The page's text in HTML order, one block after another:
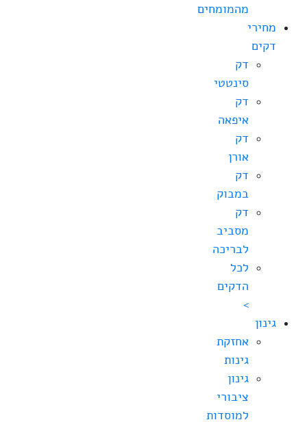
מהמומחים
מחירי
דקים
דק
סינטטי
דק
איפאה
דק
אורן
דק
במבוק
דק
מסביב
לבריכה
לכל
הדקים
>
גינון
אחזקת
גינות
גינון
ציבורי
למוסדות